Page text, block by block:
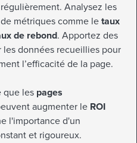
Analysez les
métriques comme le taux
de rebond. Apportez des
les données recueillies pour
l’efficacité de la page.
que les pages
augmenter le ROI
l'importance d'un
et rigoureux.